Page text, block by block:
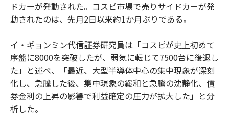
ドカーが発動された。コスピ市場で売りサイドカーが発
動されたのは、先月2日以来約1か月ぶりである。
イ・ギョンミン代信証券研究員は「コスピが史上初めて
序盤に8000を突破したが、弱気に転じて7500台に後退し
た」と述べ、「最近、大型半導体中心の集中現象が深刻
化し、急騰した後、集中現象の緩和と急騰の沈静化、債
券金利の上昇の影響で利益確定の圧力が拡大した」と分
析した。